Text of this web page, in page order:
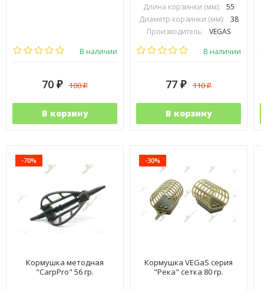
В наличии
70 ₽ 100₽
В корзину
Длина корзинки (мм):
55
Диаметр корзинки (мм):
38
Производитель:
VEGAS
В наличии
77 ₽ 110₽
В корзину
-70%
Кормушка методная
"CarpPro" 56 гр.
-30%
Кормушка VEGaS серия
"Река" сетка 80 гр.